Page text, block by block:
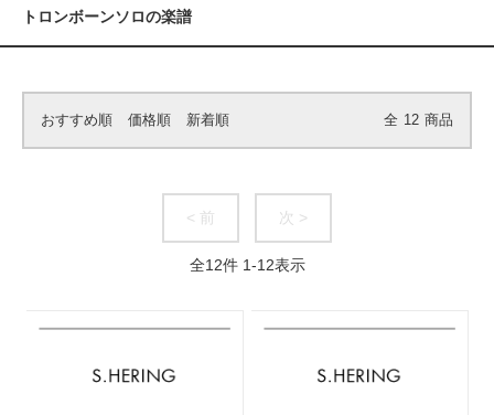
トロンボーンソロの楽譜
おすすめ順 価格順 新着順 全 12 商品
< 前 次 >
全12件 1-12表示